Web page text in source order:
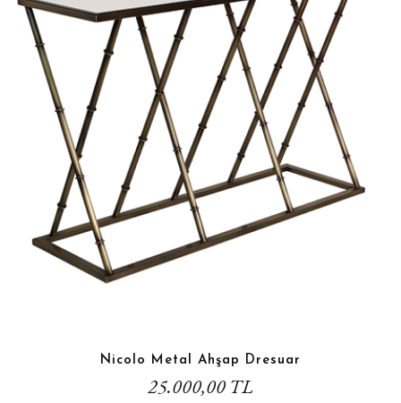
Nicolo Metal Ahşap Dresuar
25.000,00 TL